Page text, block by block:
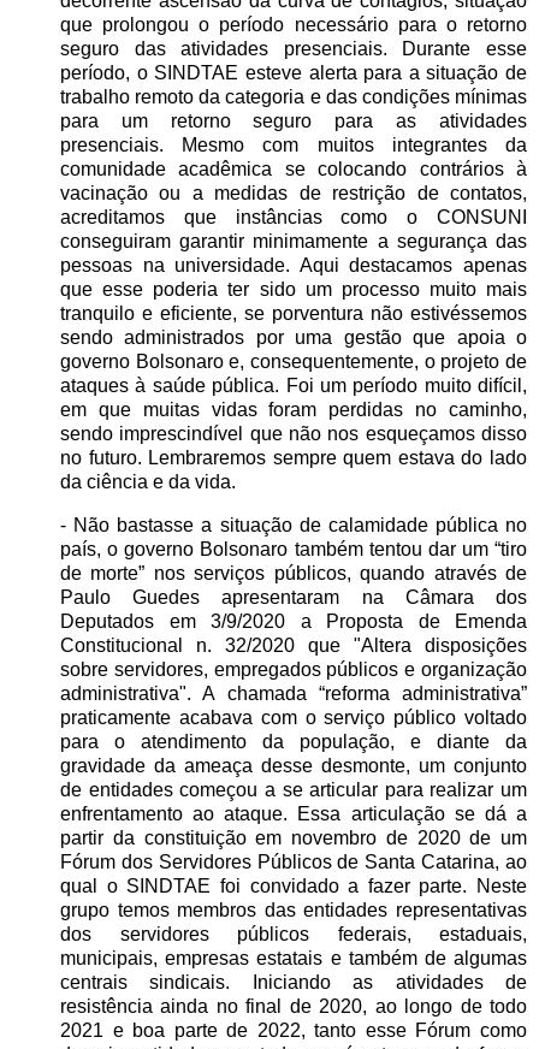
que prolongou o período necessário para o retorno
seguro das atividades presenciais. Durante esse
período, o SINDTAE esteve alerta para a situação de
trabalho remoto da categoria e das condições mínimas
para um retorno seguro para as atividades
presenciais. Mesmo com muitos integrantes da
comunidade acadêmica se colocando contrários à
vacinação ou a medidas de restrição de contatos,
acreditamos que instâncias como o CONSUNI
conseguiram garantir minimamente a segurança das
pessoas na universidade. Aqui destacamos apenas
que esse poderia ter sido um processo muito mais
tranquilo e eficiente, se porventura não estivéssemos
sendo administrados por uma gestão que apoia o
governo Bolsonaro e, consequentemente, o projeto de
ataques à saúde pública. Foi um período muito difícil,
em que muitas vidas foram perdidas no caminho,
sendo imprescindível que não nos esqueçamos disso
no futuro. Lembraremos sempre quem estava do lado
da ciência e da vida.
- Não bastasse a situação de calamidade pública no
país, o governo Bolsonaro também tentou dar um “tiro
de morte” nos serviços públicos, quando através de
Paulo Guedes apresentaram na Câmara dos
Deputados em 3/9/2020 a Proposta de Emenda
Constitucional n. 32/2020 que "Altera disposições
sobre servidores, empregados públicos e organização
administrativa". A chamada “reforma administrativa”
praticamente acabava com o serviço público voltado
para o atendimento da população, e diante da
gravidade da ameaça desse desmonte, um conjunto
de entidades começou a se articular para realizar um
enfrentamento ao ataque. Essa articulação se dá a
partir da constituição em novembro de 2020 de um
Fórum dos Servidores Públicos de Santa Catarina, ao
qual o SINDTAE foi convidado a fazer parte. Neste
grupo temos membros das entidades representativas
dos servidores públicos federais, estaduais,
municipais, empresas estatais e também de algumas
centrais sindicais. Iniciando as atividades de
resistência ainda no final de 2020, ao longo de todo
2021 e boa parte de 2022, tanto esse Fórum como